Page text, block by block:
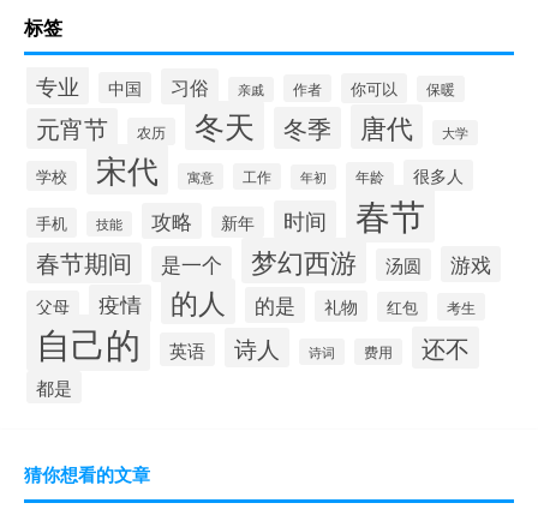
标签
专业 中国 习俗 亲戚 作者 你可以 保暖
元宵节 农历 冬天 冬季 唐代 大学
学校 宋代 寓意 工作 年初 年龄 很多人
手机 技能 攻略 新年 时间 春节
春节期间 是一个 梦幻西游 汤圆 游戏
父母 疫情 的人 的是 礼物 红包 考生
自己的 英语 诗人 诗词 费用 还不
都是
猜你想看的文章